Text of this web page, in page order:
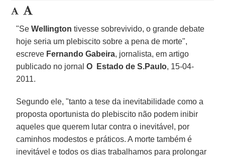
"SeWellington tivesse sobrevivido, o grande debate
hoje seria um plebiscito sobre a pena de morte",
escreve Fernando Gabeira, jornalista, em artigo
publicado no jornalO Estado de S.Paulo, 15-04-
2011.
Segundo ele, "tanto a tese da inevitabilidade como a
proposta oportunista do plebiscito não podem inibir
aqueles que querem lutar contra o inevitável, por
caminhos modestos e práticos. A morte também é
inevitável e todos os dias trabalhamos para prolongar